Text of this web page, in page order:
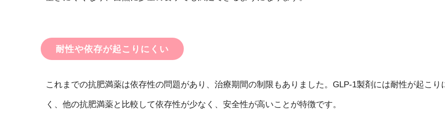
耐性や依存が起こりにくい
これまでの抗肥満薬は依存性の問題があり、治療期間の制限もありました。GLP-1製剤には耐性が起こり
く、他の抗肥満薬と比較して依存性が少なく、安全性が高いことが特徴です。